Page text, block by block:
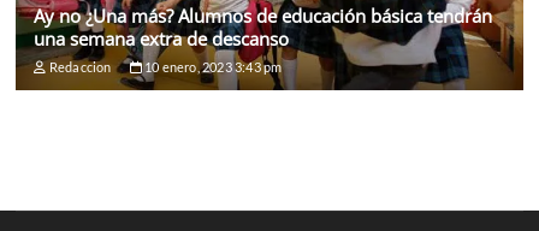
Ay no ¿Una más? Alumnos de educación básica tendrán
una semana extra de descanso
Redaccion 10 enero, 2023 3:43 pm